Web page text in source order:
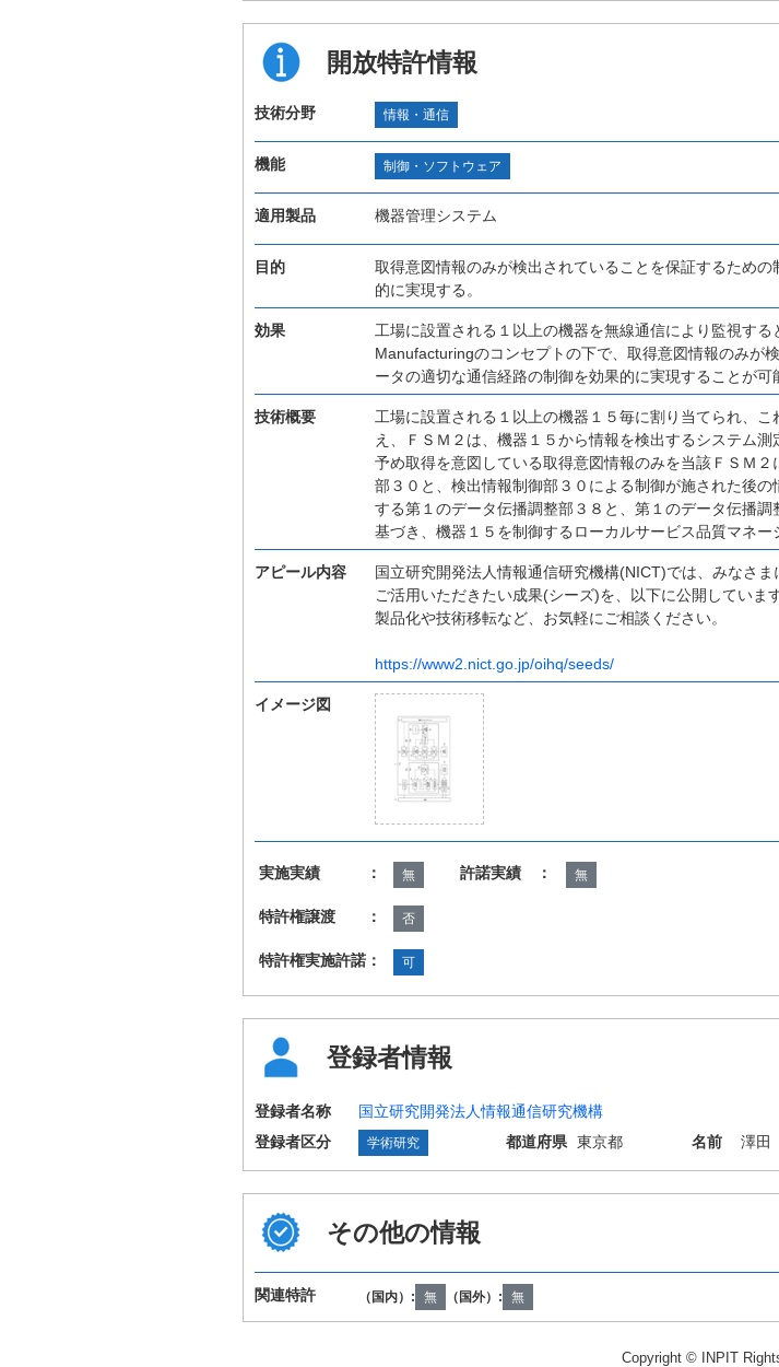
開放特許情報
技術分野 情報・通信
機能 制御・ソフトウェア
適用製品 機器管理システム
目的
取得意図情報のみが検出されていることを保証するため
的に実現する。
効果
工場に設置される１以上の機器を無線通信により監視す
Manufacturingのコンセプトの下で、取得意図情報のみが
ータの適切な通信経路の制御を効果的に実現することが可
技術概要
工場に設置される１以上の機器１５毎に割り当てられ、
え、ＦＳＭ２は、機器１５から情報を検出するシステム
予め取得を意図している取得意図情報のみを当該ＦＳＭ
部３０と、検出情報制御部３０による制御が施された後
する第１のデータ伝播調整部３８と、第１のデータ伝播
基づき、機器１５を制御するローカルサービス品質マネ
アピール内容
国立研究開発法人情報通信研究機構(NICT)では、みなさま
ご活用いただきたい成果(シーズ)を、以下に公開しています
製品化や技術移転など、お気軽にご相談ください。
https://www2.nict.go.jp/oihq/seeds/
イメージ図
実施実績 ： 無 許諾実績 ： 無
特許権譲渡 ： 否
特許権実施許諾： 可
登録者情報
登録者名称
国立研究開発法人情報通信研究機構
登録者区分
学術研究 都道府県 東京都 名前 澤
その他の情報
国際特許分類
（IPC第8版）
G05B19/418 G05B23/02 G06Q50/04